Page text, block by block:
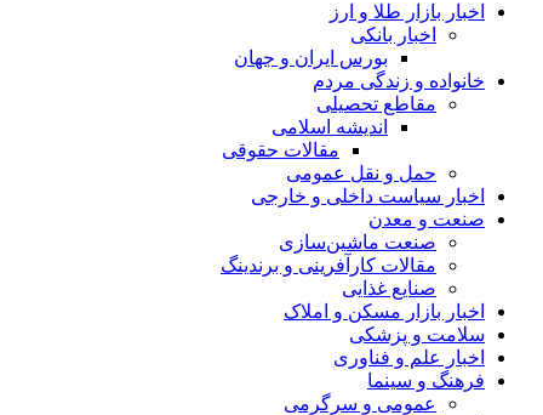
اخبار بازار طلا و ارز
اخبار بانکی
بورس ایران و جهان
خانواده و زندگی مردم
مقاطع تحصیلی
اندیشه اسلامی
مقالات حقوقی
حمل و نقل عمومی
اخبار سیاست داخلی و خارجی
صنعت و معدن
صنعت ماشین‌سازی
مقالات کارآفرینی و برندینگ
صنایع غذایی
اخبار بازار مسکن و املاک
سلامت و پزشکی
اخبار علم و فناوری
فرهنگ و سینما
عمومی و سرگرمی